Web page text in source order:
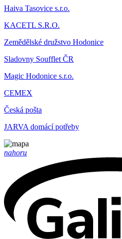
Haiva Tasovice s.r.o.
KACETL S.R.O.
Zemědělské družstvo Hodonice
Sladovny Soufflet ČR
Magic Hodonice s.r.o.
CEMEX
Česká pošta
JARVA domácí potřeby
nahoru